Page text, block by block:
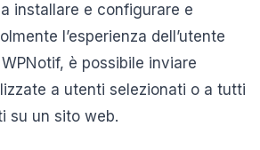
installare e configurare e
l’esperienza dell’utente
è possibile inviare
a utenti selezionati o a tutti
su un sito web.